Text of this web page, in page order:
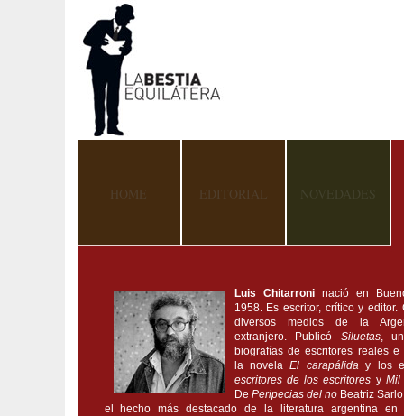
HOME EDITORIAL NOVEDADES
Luis Chitarroni nació en
1958. Es escritor, crítico y editor.
diversos medios de la
extranjero. Publicó Siluetas,
biografías de escritores reales e
la novelaEl carapáliday los
escritores de los escritores y Mil
De Peripecias del no Beatriz
el hecho más destacado de la literatura argentina en